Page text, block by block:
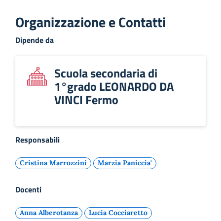
Organizzazione e Contatti
Dipende da
Scuola secondaria di
1°grado LEONARDO DA
VINCI Fermo
Responsabili
Cristina Marrozzini Marzia Paniccia'
Docenti
Anna Alberotanza Lucia Cocciaretto